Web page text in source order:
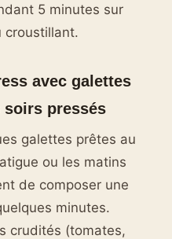
5 minutes sur
croustillant.
avec galettes
soirs pressés
galettes prêtes au
ou les matins
de composer une
minutes.
crudités (tomates,